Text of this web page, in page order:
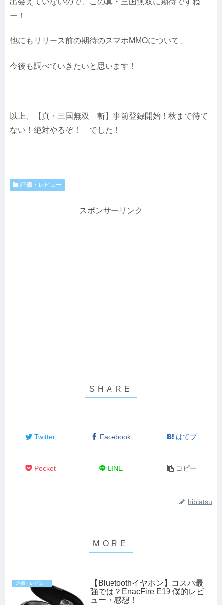
出会えていないので、この真・三国無双に期待ですね
ー！
他にもリリース前の期待のスマホMMOについて、
今後も調べていきたいと思います！
以上、【真・三国無双 斬】事前登録開始！秋まで待て
ない！絶対やるぞ！ でした！
評価・レビュー
スポンサーリンク
Twitter Facebook はてブ
Pocket LINE コピー
hibiatsu
評価・レビュー
【Bluetoothイヤホン】コスパ最
強では？EnacFire E19 僕的レビ
ュー・感想！